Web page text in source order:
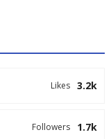
3.2k
Likes
1.7k
Followers